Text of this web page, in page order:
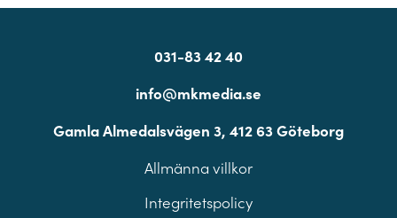
031-83 42 40
info@mkmedia.se
Gamla Almedalsvägen 3, 412 63 Göteborg
Allmänna villkor
Integritetspolicy